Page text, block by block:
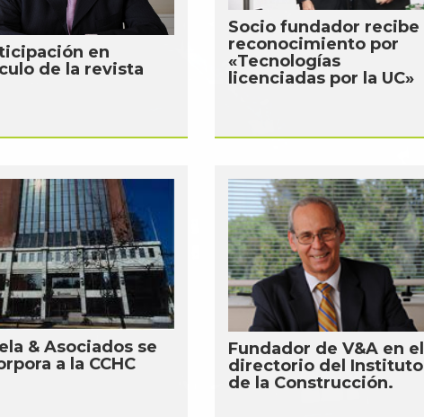
en
de la revista
Socio fundador recibe
reconocimiento por
«Tecnologías
licenciadas por la UC»
& Asociados se
a la CCHC
Fundador de V&A en el
directorio del Instituto
de la Construcción.